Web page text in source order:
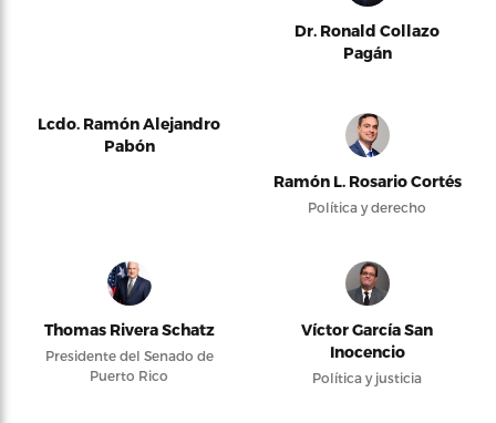
Dr. Ronald Collazo
Pagán
Lcdo. Ramón Alejandro
Pabón
Ramón L. Rosario Cortés
Política y derecho
Thomas Rivera Schatz
Presidente del Senado de
Puerto Rico
Víctor García San
Inocencio
Política y justicia